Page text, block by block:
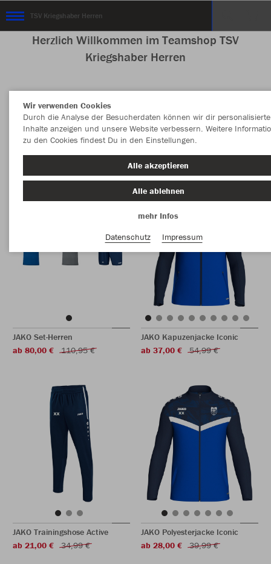
TSV Kriegshaber Herren
Herzlich Willkommen im Teamshop TSV
Kriegshaber Herren
Nachhaltig Farbe
JAKO Set-Herren
ab 80,00 €
110,95 €
JAKO Kapuzenjacke Iconic
ab 37,00 €
54,99 €
JAKO Trainingshose Active
ab 21,00 €
34,99 €
JAKO Polyesterjacke Iconic
ab 28,00 €
39,99 €
Wir verwenden Cookies
Durch die Analyse der Besucherdaten können wir dir personalisierte
Inhalte anzeigen und unsere Website verbessern. Weitere
zu den Cookies findest Du in den Einstellungen.
Alle akzeptieren
Alle ablehnen
mehr Infos
Datenschutz
Impressum